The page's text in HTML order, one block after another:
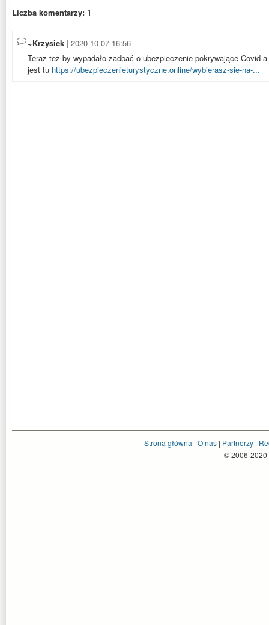
Liczba komentarzy: 1
~Krzysiek | 2020-10-07 16:56
Teraz też by wypadało zadbać o ubezpieczenie pokrywające Covid
jest tu https://ubezpieczenieturystyczne.online/wybierasz-sie-na-...
Strona główna | O nas| Partnerzy|
© 2006-2020